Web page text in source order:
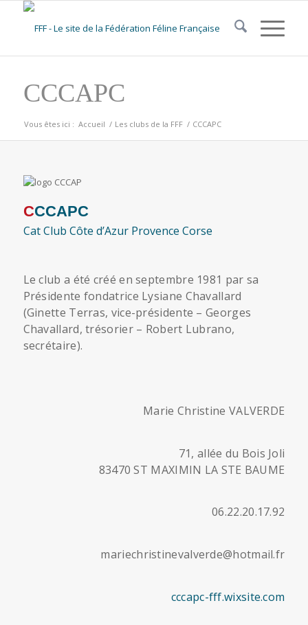
CCCAPC
Vous êtes ici : Accueil / Les clubs de la FFF / CCCAPC
CCCAPC
Cat Club Côte d’Azur Provence Corse
Le club a été créé en septembre 1981 par sa
Présidente fondatrice Lysiane Chavallard
(Ginette Terras, vice-présidente – Georges
Chavallard, trésorier – Robert Lubrano,
secrétaire).
Marie Christine VALVERDE
71, allée du Bois Joli
83470 ST MAXIMIN LA STE BAUME
06.22.20.17.92
mariechristinevalverde@hotmail.fr
cccapc-fff.wixsite.com